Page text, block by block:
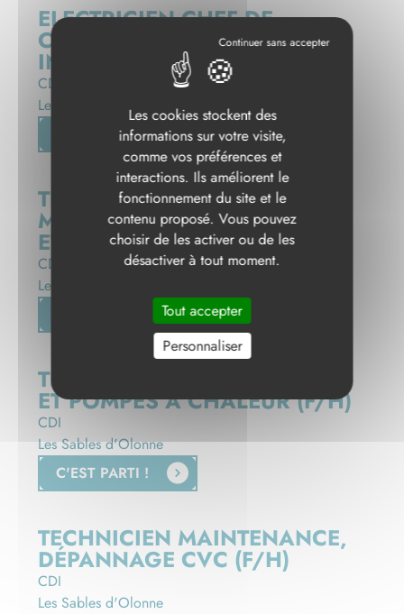
ELECTRICIEN CHEF DE
CHANTIER TERTIAIRE ET
INDUSTRIEL (F/H)
CDI
Le Poiré-sur-Vie
C'EST PARTI !
TECHNICIEN CLIMATICIEN –
MAINTENANCE PRÉVENTIVE
ET CURATIVE (F/H)
CDI
Le Poiré-sur-Vie
TECHNICIEN CLIMATISATION
ET POMPES À CHALEUR (F/H)
CDI
Les Sables d'Olonne
C'EST PARTI !
TECHNICIEN MAINTENANCE,
DÉPANNAGE CVC (F/H)
CDI
Les Sables d'Olonne
Les cookies stockent des
informations sur votre visite,
comme vos préférences et
interactions. Ils améliorent le
fonctionnement du site et le
contenu proposé. Vous pouvez
choisir de les activer ou de les
désactiver à tout moment.
Tout accepter
Personnaliser